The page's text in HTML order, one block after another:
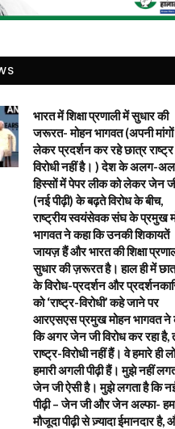
भारत में शिक्षा प्रणाली में सुधार की
जरूरत- मोहन भागवत (अपनी
लेकर प्रदर्शन कर रहे छात्र राष्ट्र
विरोधी नहीं है। ) देश के अलग-
हिस्सों में पेपर लीक को लेकर जेन
(नई पीढ़ी) के बढ़ते विरोध के बीच,
राष्ट्रीय स्वयंसेवक संघ के प्रमुख
भागवत ने कहा कि उनकी शिकायतें
जायज़ हैं और भारत की शिक्षा
सुधार की ज़रूरत है। हाल ही में
के विरोध-प्रदर्शन और
को ‘राष्ट्र-विरोधी’ कहे जाने पर
आरएसएस प्रमुख मोहन भागवत ने
कि अगर जेन जी विरोध कर रहा है,
राष्ट्र-विरोधी नहीं हैं। वे हमारे ही
हमारी अगली पीढ़ी हैं। मुझे नहीं
जेन जी ऐसी है। मुझे लगता है कि
पीढ़ी – जेन जी और जेन अल्फा-
मौजूदा पीढ़ी से ज़्यादा ईमानदार है,